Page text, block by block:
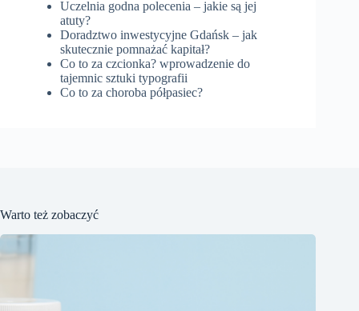
Uczelnia godna polecenia – jakie są jej
atuty?
Doradztwo inwestycyjne Gdańsk – jak
skutecznie pomnażać kapitał?
Co to za czcionka? wprowadzenie do
tajemnic sztuki typografii
Co to za choroba półpasiec?
Warto też zobaczyć